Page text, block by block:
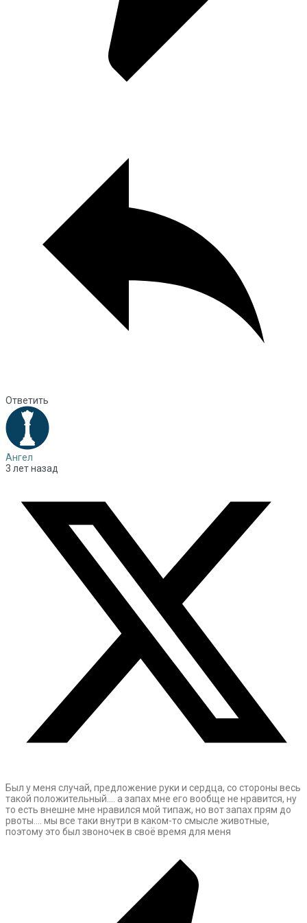
Ответить
Ангел
3 лет назад
Был у меня случай, предложение руки и сердца, со стороны весь
такой положительный…. а запах мне его вообще не нравится, ну
то есть внешне мне нравился мой типаж, но вот запах прям до
рвоты…. мы все таки внутри в каком-то смысле животные,
поэтому это был звоночек в своё время для меня